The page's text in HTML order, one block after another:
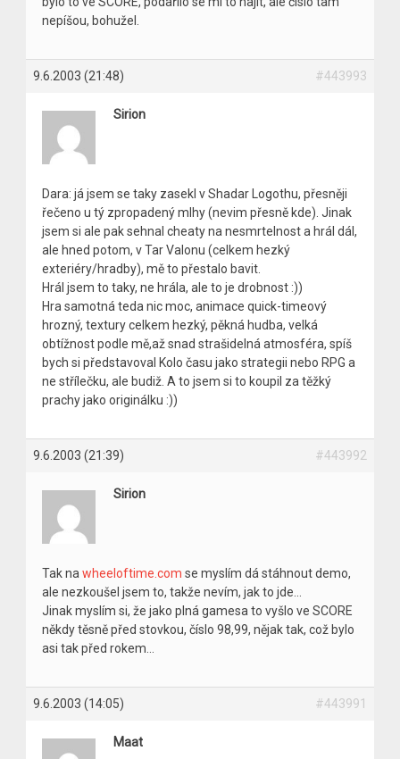
nepíšou, bohužel.
9.6.2003 (21:48) #443993
Sirion
Dara: já jsem se taky zasekl v Shadar Logothu, přesněji
řečeno u tý zpropadený mlhy (nevim přesně kde). Jinak
jsem si ale pak sehnal cheaty na nesmrtelnost a hrál dál,
ale hned potom, v Tar Valonu (celkem hezký
exteriéry/hradby), mě to přestalo bavit.
Hrál jsem to taky, ne hrála, ale to je drobnost :))
Hra samotná teda nic moc, animace quick-timeový
hrozný, textury celkem hezký, pěkná hudba, velká
obtížnost podle mě,až snad strašidelná atmosféra, spíš
bych si představoval Kolo času jako strategii nebo RPG a
ne střílečku, ale budiž. A to jsem si to koupil za těžký
prachy jako originálku :))
9.6.2003 (21:39) #443992
Sirion
Tak nawheeloftime.com se myslím dá stáhnout demo,
ale nezkoušel jsem to, takže nevím, jak to jde…
Jinak myslím si, že jako plná gamesa to vyšlo ve SCORE
někdy těsně před stovkou, číslo 98,99, nějak tak, což bylo
asi tak před rokem…
9.6.2003 (14:05) #443991
Maat